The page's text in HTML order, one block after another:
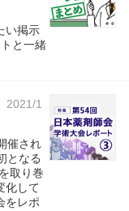
い掲示
と一緒
2021/1
催され
となる
取り巻
化して
をレポ